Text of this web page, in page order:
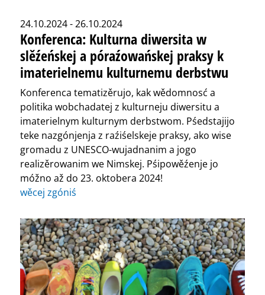
24.10.2024 - 26.10.2024
Konferenca: Kulturna diwersita w
slěźeńskej a póraźowańskej praksy k
imaterielnemu kulturnemu derbstwu
Konferenca tematizěrujo, kak wědomnosć a
politika wobchadatej z kulturneju diwersitu a
imaterielnym kulturnym derbstwom. Pśedstajijo
teke nazgónjenja z raźiśelskeje praksy, ako wise
gromadu z UNESCO-wujadnanim a jogo
realizěrowanim we Nimskej. Pśipowěźenje jo
móžno až do 23. oktobera 2024!
wěcej zgóniś